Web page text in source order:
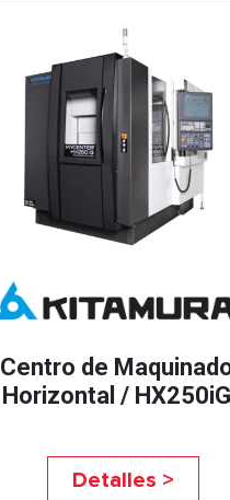
Centro de
Horizontal / HX250iG
Detalles >